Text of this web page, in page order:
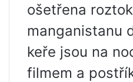
ošetřena
manganistanu
keře jsou na
filmem a